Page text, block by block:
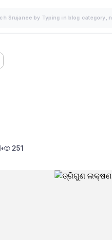
• 251